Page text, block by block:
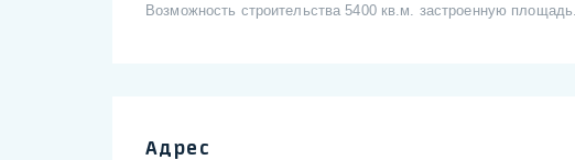
Возможность строительства 5400 кв.м. застроенную площадь.
Адрес